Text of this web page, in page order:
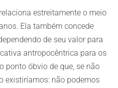
estreitamente o meio
Ela também concede
de seu valor para
antropocêntrica para os
ponto óbvio de que, se não
existiríamos: não podemos